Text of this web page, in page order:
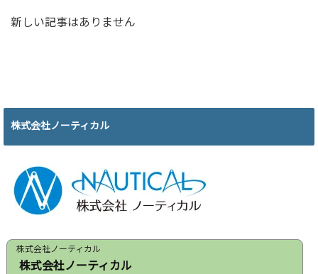
新しい記事はありません
株式会社ノーティカル
株式会社ノーティカル
株式会社ノーティカル